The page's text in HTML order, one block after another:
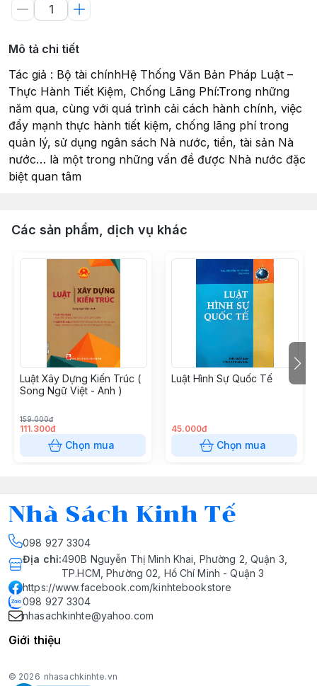
Mô tả chi tiết
Tác giả : Bộ tài chínhHệ Thống Văn Bản Pháp Luật –
Thực Hành Tiết Kiệm, Chống Lãng Phí:Trong những
năm qua, cùng với quá trình cải cách hành chính, việc
đẩy mạnh thực hành tiết kiệm, chống lãng phí trong
quản lý, sử dụng ngân sách Nà nước, tiền, tài sản Nà
nước… là một trong những vấn đề được Nhà nước đặc
biệt quan tâm
Các sản phẩm, dịch vụ khác
Luật Xây Dựng Kiến Trúc (
Song Ngữ Việt - Anh )
159.000đ
111.300đ
Chọn mua
Luật Hình Sự Quốc Tế
45.000đ
Chọn mua
Nhà Sách Kinh Tế
098 927 3304
Địa chỉ:490B Nguyễn Thị Minh Khai, Phường 2, Quận 3,
TP.HCM, Phường 02, Hồ Chí Minh - Quận 3
https://www.facebook.com/kinhtebookstore
098 927 3304
nhasachkinhte@yahoo.com
Giới thiệu
© 2026 nhasachkinhte.vn